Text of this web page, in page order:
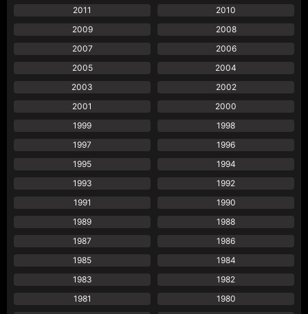
2011
2010
2009
2008
2007
2006
2005
2004
2003
2002
2001
2000
1999
1998
1997
1996
1995
1994
1993
1992
1991
1990
1989
1988
1987
1986
1985
1984
1983
1982
1981
1980